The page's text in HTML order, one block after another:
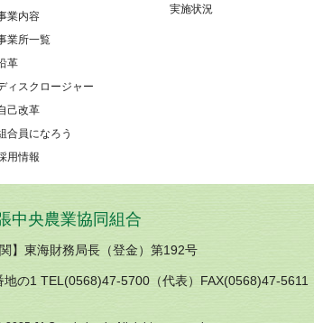
業内容
業所一覧
革
ィスクロージャー
己改革
合員になろう
用情報
実施状況
中央農業協同組合
関】東海財務局長（登金）第192号
の1 TEL(0568)47-5700（代表）FAX(0568)47-5611